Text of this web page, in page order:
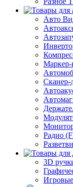
Авто
Маркер-
Сканер-
Радио
3D